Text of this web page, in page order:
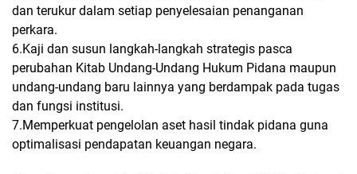
dan terukur dalam setiap penyelesaian penanganan
perkara.
6.Kaji dan susun langkah-langkah strategis pasca
perubahan Kitab Undang-Undang Hukum Pidana maupun
undang-undang baru lainnya yang berdampak pada tugas
dan fungsi institusi.
7.Memperkuat pengelolan aset hasil tindak pidana guna
optimalisasi pendapatan keuangan negara.